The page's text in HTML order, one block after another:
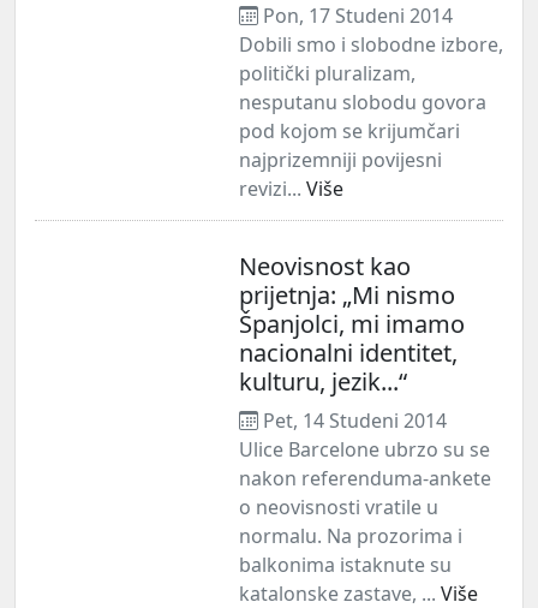
Pon, 17 Studeni 2014
Dobili smo i slobodne izbore,
politički pluralizam,
nesputanu slobodu govora
pod kojom se krijumčari
najprizemniji povijesni
revizi... Više
Neovisnost kao
prijetnja: „Mi nismo
Španjolci, mi imamo
nacionalni identitet,
kulturu, jezik...“
Pet, 14 Studeni 2014
Ulice Barcelone ubrzo su se
nakon referenduma-ankete
o neovisnosti vratile u
normalu. Na prozorima i
balkonima istaknute su
katalonske zastave, ... Više